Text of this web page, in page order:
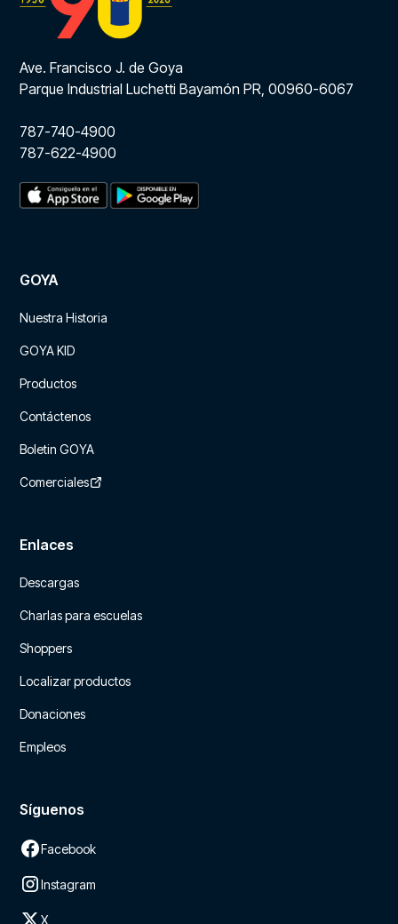
Ave. Francisco J. de Goya
Parque Industrial Luchetti Bayamón PR, 00960-6067
787-740-4900
787-622-4900
GOYA
Nuestra Historia
GOYA KID
Productos
Contáctenos
Boletin GOYA
Comerciales
Enlaces
Descargas
Charlas para escuelas
Shoppers
Localizar productos
Donaciones
Empleos
Síguenos
Facebook
Instagram
X